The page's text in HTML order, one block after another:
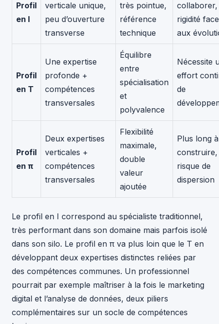
Profil
en I
verticale unique,
peu d’ouverture
transverse
très pointue,
référence
technique
collaborer,
rigidité face
aux
Profil
en T
Une expertise
profonde +
compétences
transversales
Équilibre
entre
spécialisation
et
polyvalence
Nécessite
effort
de
Profil
en π
Deux expertises
verticales +
compétences
transversales
Flexibilité
maximale,
double
valeur
ajoutée
Plus long à
construire,
risque de
dispersion
Le profil en I correspond au spécialiste traditionnel,
très performant dans son domaine mais parfois isolé
dans son silo. Le profil en π va plus loin que le T en
développant deux expertises distinctes reliées par
des compétences communes. Un professionnel
pourrait par exemple maîtriser à la fois le marketing
digital et l’analyse de données, deux piliers
complémentaires sur un socle de compétences